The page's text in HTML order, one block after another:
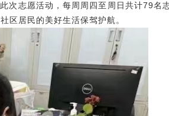
次志愿活动，每周周四至周日共计79名
区居民的美好生活保驾护航。